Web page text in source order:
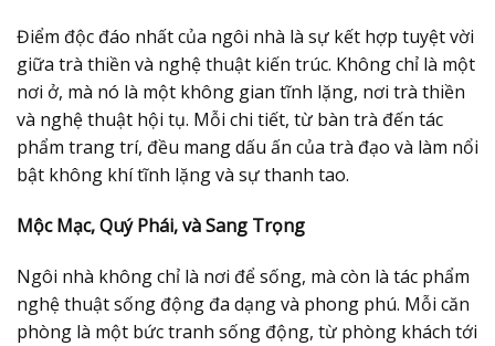
Điểm độc đáo nhất của ngôi nhà là sự kết hợp tuyệt vời
giữa trà thiền và nghệ thuật kiến trúc. Không chỉ là một
nơi ở, mà nó là một không gian tĩnh lặng, nơi trà thiền
và nghệ thuật hội tụ. Mỗi chi tiết, từ bàn trà đến tác
phẩm trang trí, đều mang dấu ấn của trà đạo và làm nổi
bật không khí tĩnh lặng và sự thanh tao.
Mộc Mạc, Quý Phái, và Sang Trọng
Ngôi nhà không chỉ là nơi để sống, mà còn là tác phẩm
nghệ thuật sống động đa dạng và phong phú. Mỗi căn
phòng là một bức tranh sống động, từ phòng khách tới